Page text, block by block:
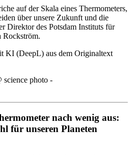
auf der Skala eines Thermometers,
über unsere Zukunft und die
Direktor des Potsdam Instituts für
Rockström.
KI (DeepL) aus dem Originaltext
nach wenig aus:
für unseren Planeten